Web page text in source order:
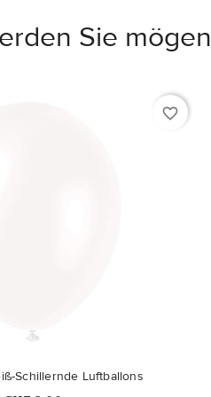
Sie mögen
favorite_border
Schillernde Luftballons